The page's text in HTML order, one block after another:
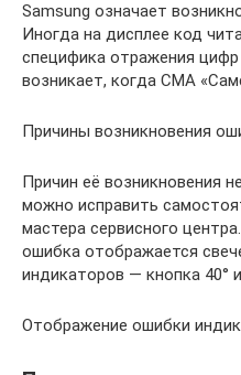
Samsung означает
Иногда на дисплее код
специфика отражения
возникает, когда СМА
Причины возникновения
Причин её возникновения
можно исправить
мастера сервисного
ошибка отображается
индикаторов — кнопка 40°
Отображение ошибки